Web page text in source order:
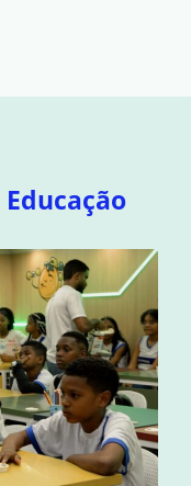
Educação